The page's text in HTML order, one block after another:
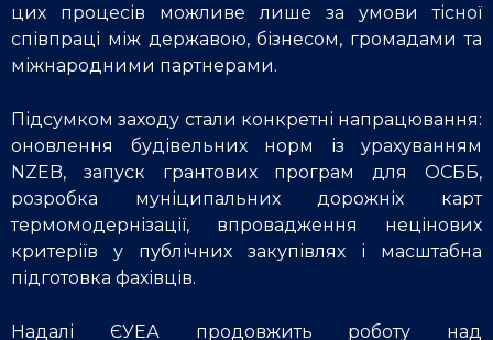
цих процесів можливе лише за умови тісної
співпраці між державою, бізнесом, громадами та
міжнародними партнерами.
Підсумком заходу стали конкретні напрацювання:
оновлення будівельних норм із урахуванням
NZEB, запуск грантових програм для ОСББ,
розробка муніципальних дорожніх карт
термомодернізації, впровадження нецінових
критеріїв у публічних закупівлях і масштабна
підготовка фахівців.
Надалі ЄУЕА продовжить роботу над